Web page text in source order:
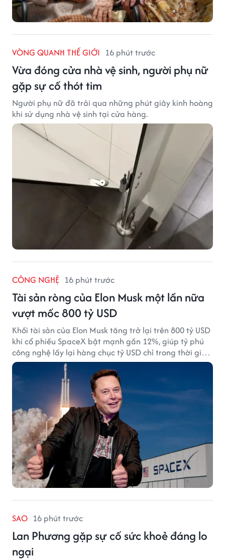
VÒNG QUANH THẾ GIỚI 16 phút trước
Vừa đóng cửa nhà vệ sinh, người phụ nữ
gặp sự cố thót tim
Người phụ nữ đã trải qua những phút giây kinh hoàng
khi sử dụng nhà vệ sinh tại cửa hàng.
CÔNG NGHỆ 16 phút trước
Tài sản ròng của Elon Musk một lần nữa
vượt mốc 800 tỷ USD
Khối tài sản của Elon Musk tăng trở lại trên 800 tỷ USD
khi cổ phiếu SpaceX bật mạnh gần 12%, giúp tỷ phú
công nghệ lấy lại hàng chục tỷ USD chỉ trong thời gian
ngắn.
SAO 16 phút trước
Lan Phương gặp sự cố sức khoẻ đáng lo
ngại